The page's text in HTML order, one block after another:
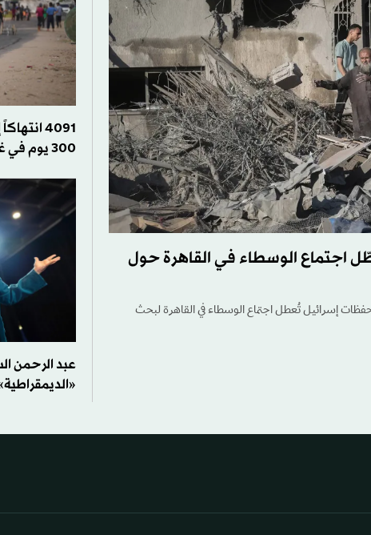
اجتماع الوسطاء في القاهرة حول
إسرائيل تُعطل اجتماع الوسطاء في القاهرة لبحث
300 يوم في غزة
عبد الرحمن